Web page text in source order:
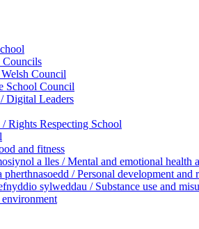
Councils
Council
School Council
Digital Leaders
Rights Respecting School
and fitness
a lles / Mental and emotional health
/ Personal development and
sylweddau / Substance use and